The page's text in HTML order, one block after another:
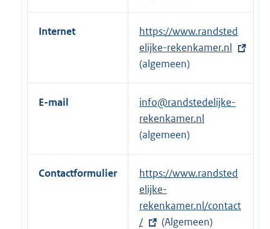
:
Internet
E
x
t
e
r
e
n
k
:
https://www.randsted
elijke-rekenkamer.nl
(algemeen)
E-mail
info@randstedelijke-
rekenkamer.nl
(algemeen)
Contactformulier
E
x
t
e
https://www.randsted
elijke-
rekenkamer.nl/contact
/
(Algemeen)